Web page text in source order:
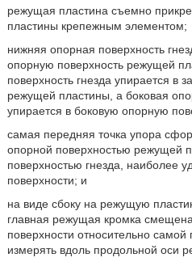
режущая пластина съемно
пластины крепежным элементом;
нижняя опорная поверхность
опорную поверхность режущей
поверхность гнезда упирается в
режущей пластины, а боковая
упирается в боковую опорную
самая передняя точка упора
опорной поверхностью режущей
поверхностью гнезда, наиболее
поверхности; и
на виде сбоку на режущую
главная режущая кромка
поверхности относительно
измерять вдоль продольной оси